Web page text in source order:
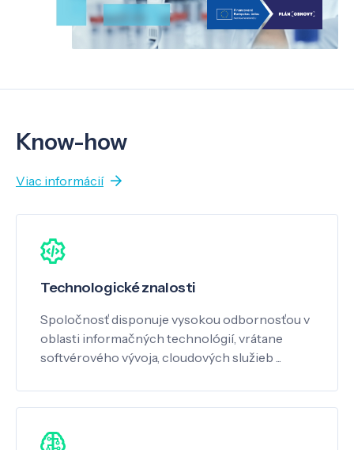
Know-how
Viac informácií
Technologické znalosti
Spoločnosť disponuje vysokou odbornosťou v
oblasti informačných technológií, vrátane
softvérového vývoja, cloudových služieb ...